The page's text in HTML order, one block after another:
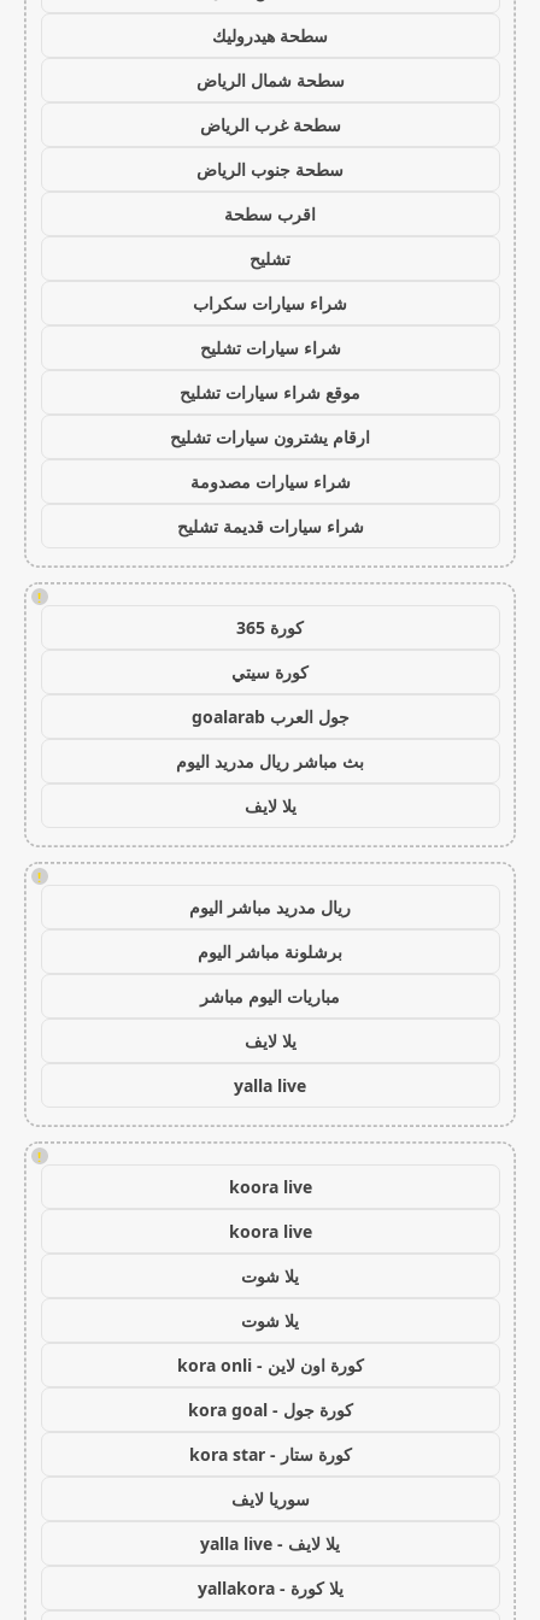
سطحة هيدروليك
سطحة شمال الرياض
سطحة غرب الرياض
سطحة جنوب الرياض
اقرب سطحة
تشليح
شراء سيارات سكراب
شراء سيارات تشليح
موقع شراء سيارات تشليح
ارقام يشترون سيارات تشليح
شراء سيارات مصدومة
شراء سيارات قديمة تشليح
!
كورة 365
كورة سيتي
جول العرب goalarab
بث مباشر ريال مدريد اليوم
يلا لايف
!
ريال مدريد مباشر اليوم
برشلونة مباشر اليوم
مباريات اليوم مباشر
يلا لايف
yalla live
!
koora live
koora live
يلا شوت
يلا شوت
كورة اون لاين - kora onli
كورة جول - kora goal
كورة ستار - kora star
سوريا لايف
يلا لايف - yalla live
يلا كورة - yallakora